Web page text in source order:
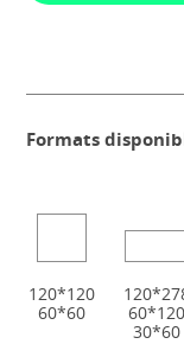
Formats
120*120
60*60
60*120
30*60